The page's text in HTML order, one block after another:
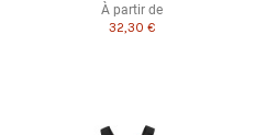
À partir de
32,30 €